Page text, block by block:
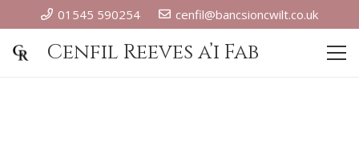
01545 590254 cenfil@bancsioncwilt.co.uk
Cenfil Reeves a’i Fab